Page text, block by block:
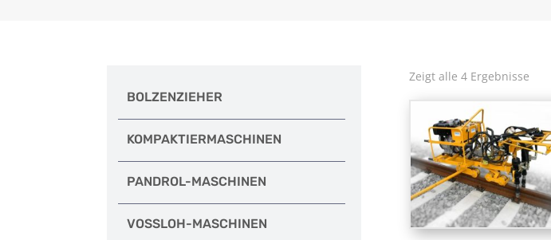
BOLZENZIEHER
KOMPAKTIERMASCHINEN
PANDROL-MASCHINEN
VOSSLOH-MASCHINEN
Zeigt alle 4 Ergebnisse